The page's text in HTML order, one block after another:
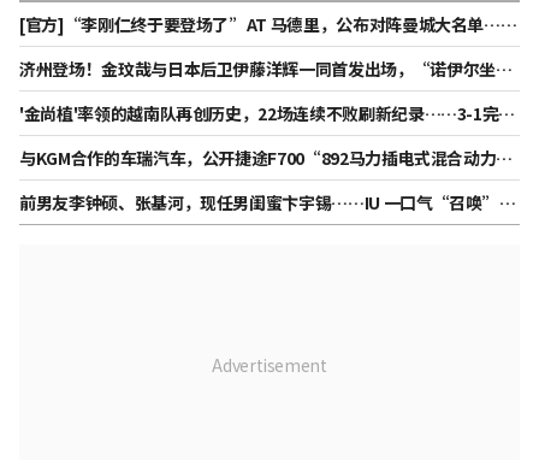
[官方]“李刚仁终于要登场了”AT 马德里，公布对阵曼城大名单……
阿尔瓦雷斯、巴埃纳等被排除在外
济州登场！金玟哉与日本后卫伊藤洋辉一同首发出场，“诺伊尔坐板
凳”……拜仁对阵济州“首发阵容”公开 [济州现场]
'金尚植'率领的越南队再创历史，22场连续不败刷新纪录……3-1完胜
柬埔寨晋级‘东盟杯四强’
与KGM合作的车瑞汽车，公开捷途F700“892马力插电式混合动力皮
卡”
前男友李钟硕、张基河，现任男闺蜜卞宇锡……IU 一口气“召唤”三
位男星，展现“恶魔般的明星魅力” [Star Issue]